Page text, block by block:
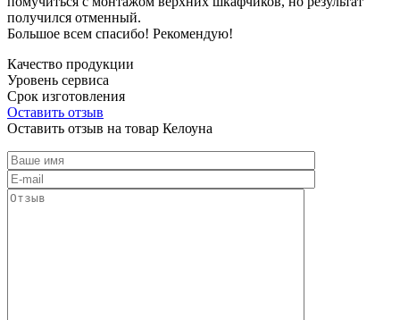
получился отменный.
Большое всем спасибо! Рекомендую!
Качество продукции
Уровень сервиса
Срок изготовления
Оставить отзыв
Оставить отзыв на товар Келоуна